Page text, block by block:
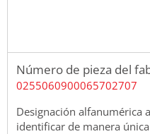
Número de pieza del
0255060900065702707
Designación alfanumérica
identificar de manera